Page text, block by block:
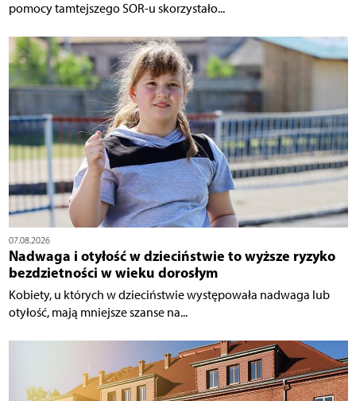
pomocy tamtejszego SOR-u skorzystało...
07.08.2026
Nadwaga i otyłość w dzieciństwie to wyższe ryzyko
bezdzietności w wieku dorosłym
Kobiety, u których w dzieciństwie występowała nadwaga lub
otyłość, mają mniejsze szanse na...